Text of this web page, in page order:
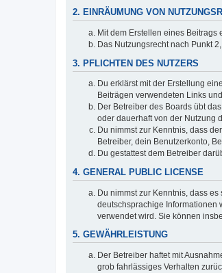
2. EINRÄUMUNG VON
Mit dem Erstellen eines
Das Nutzungsrecht nach Punkt
3. PFLICHTEN DES NUTZERS
Du erklärst mit der Erstellung
Beiträgen verwendeten Links
Der Betreiber des Boards übt
oder dauerhaft von der Nutzung
Du nimmst zur Kenntnis, dass
Betreiber, dein Benutzerkonto,
Du gestattest dem Betreiber
4. GENERAL PUBLIC LICENSE
Du nimmst zur Kenntnis, dass es
deutschsprachige Informationen
verwendet wird. Sie können
5. GEWÄHRLEISTUNG
Der Betreiber haftet mit
grob fahrlässiges Verhalten